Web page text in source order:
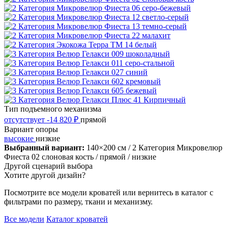
Тип подъемного механизма
отсутствует -14 820 ₽ прямой
Вариант опоры
высокие низкие
Выбранный вариант: 140×200 см / 2 Категория Микровелюр
Фиеста 02 слоновая кость / прямой / низкие
Другой сценарий выбора
Хотите другой дизайн?
Посмотрите все модели кроватей или вернитесь в каталог с
фильтрами по размеру, ткани и механизму.
Все модели Каталог кроватей